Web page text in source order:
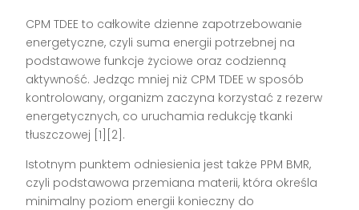
CPM TDEE to całkowite dzienne zapotrzebowanie
energetyczne, czyli suma energii potrzebnej na
podstawowe funkcje życiowe oraz codzienną
aktywność. Jedząc mniej niż CPM TDEE w sposób
kontrolowany, organizm zaczyna korzystać z rezerw
energetycznych, co uruchamia redukcję tkanki
tłuszczowej [1][2].
Istotnym punktem odniesienia jest także PPM BMR,
czyli podstawowa przemiana materii, która określa
minimalny poziom energii konieczny do